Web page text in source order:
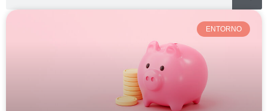
ENTORNO